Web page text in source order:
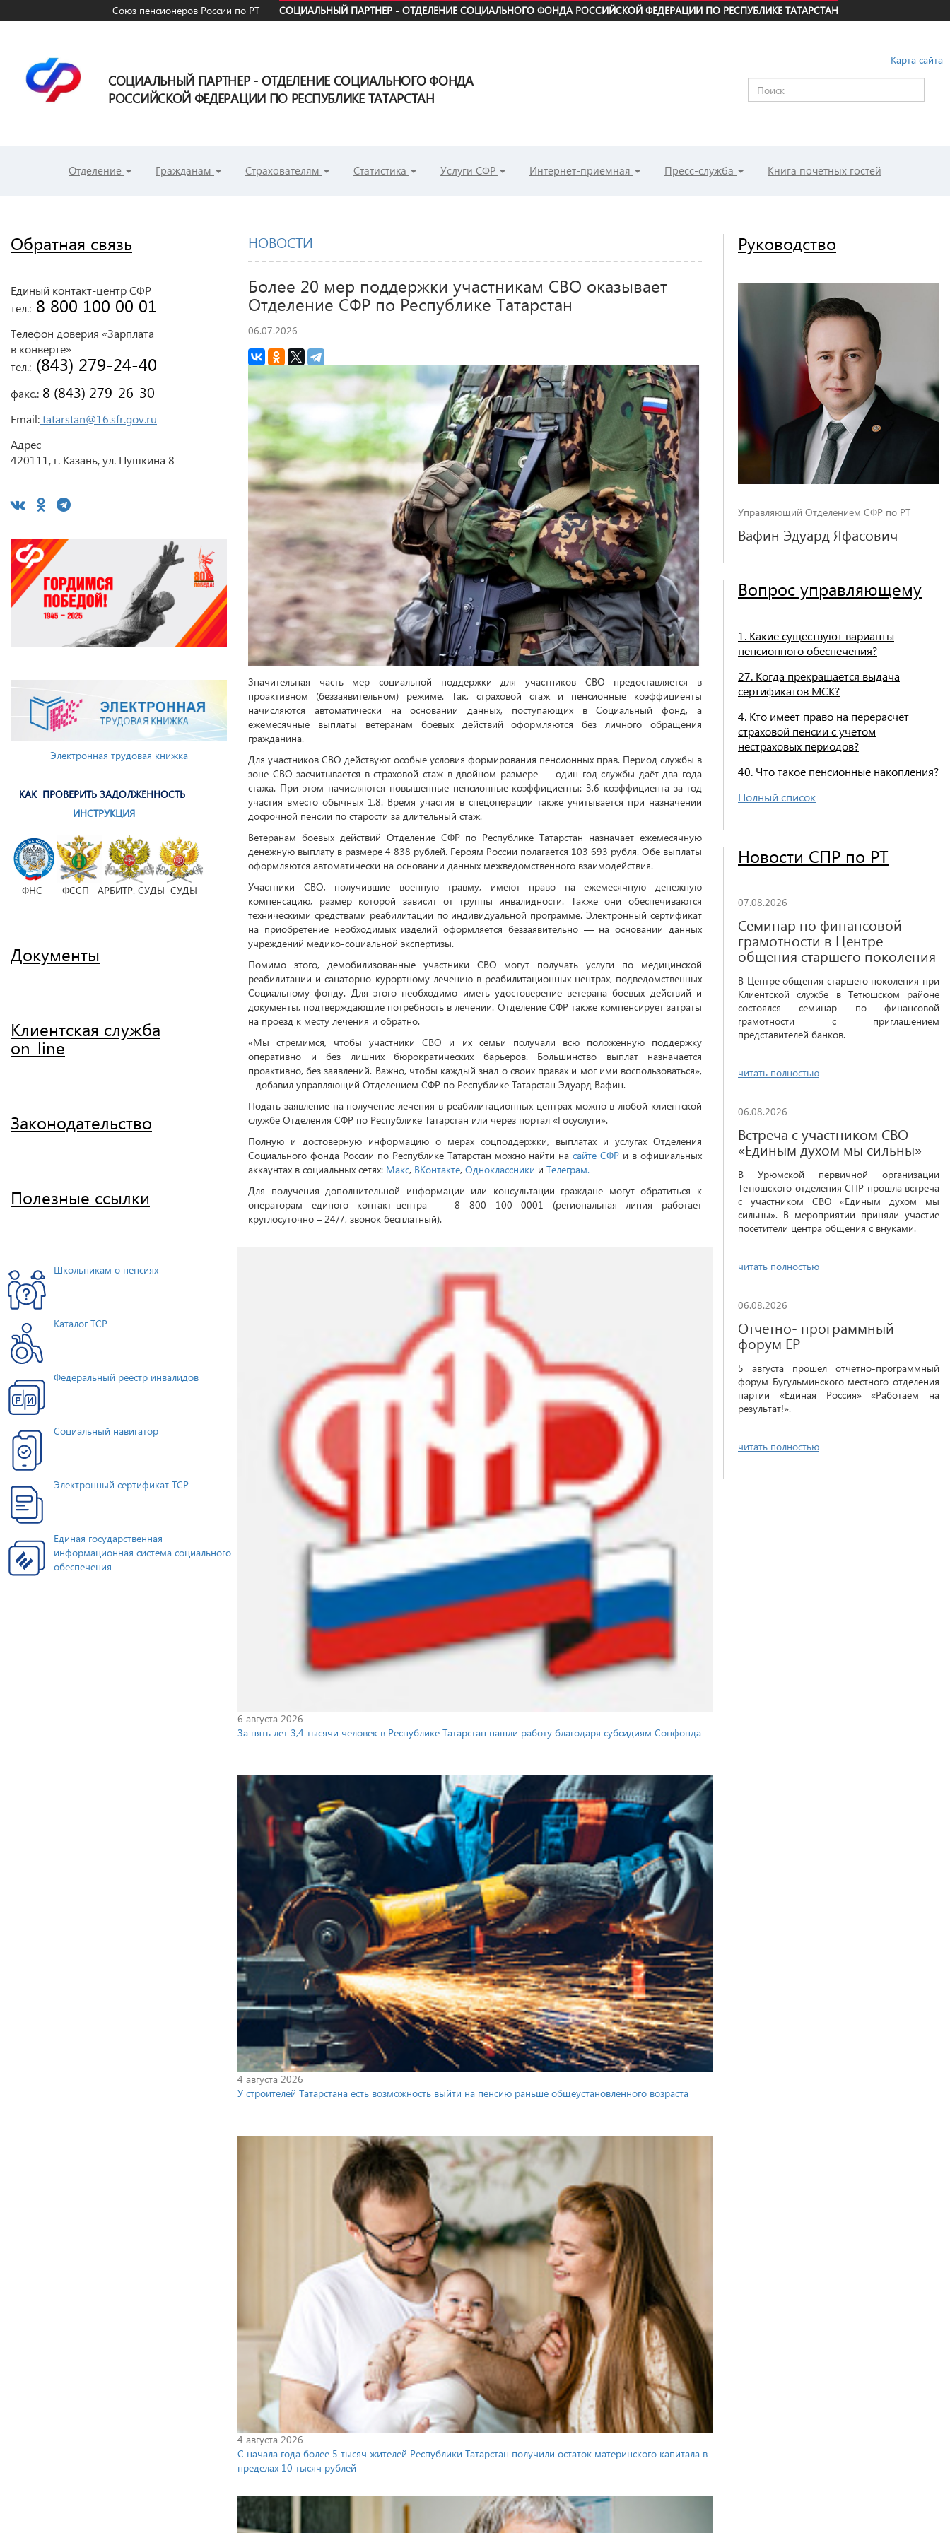
Союз пенсионеров России по РТ СОЦИАЛЬНЫЙ ПАРТНЕР - ОТДЕЛЕНИЕ СОЦИАЛЬНОГО ФОНДА РОССИЙСКОЙ ФЕДЕРАЦИИ ПО РЕСПУБЛИКЕ ТАТАРСТАН
СОЦИАЛЬНЫЙ ПАРТНЕР - ОТДЕЛЕНИЕ СОЦИАЛЬНОГО ФОНДА
РОССИЙСКОЙ ФЕДЕРАЦИИ ПО РЕСПУБЛИКЕ ТАТАРСТАН
Карта сайта
Отделение Гражданам Страхователям Статистика Услуги СФР Интернет-приемная Пресс-служба Книга почётных гостей
НОВОСТИ
Более 20 мер поддержки участникам СВО оказывает
Отделение СФР по Республике Татарстан
06.07.2026
Значительная часть мер социальной поддержки для участников СВО предоставляется в
проактивном (беззаявительном) режиме. Так, страховой стаж и пенсионные коэффициенты
начисляются автоматически на основании данных, поступающих в Социальный фонд, а
ежемесячные выплаты ветеранам боевых действий оформляются без личного обращения
гражданина.
Для участников СВО действуют особые условия формирования пенсионных прав. Период службы в
зоне СВО засчитывается в страховой стаж в двойном размере — один год службы даёт два года
стажа. При этом начисляются повышенные пенсионные коэффициенты: 3,6 коэффициента за год
участия вместо обычных 1,8. Время участия в спецоперации также учитывается при назначении
досрочной пенсии по старости за длительный стаж.
Ветеранам боевых действий Отделение СФР по Республике Татарстан назначает ежемесячную
денежную выплату в размере 4 838 рублей. Героям России полагается 103 693 рубля. Обе выплаты
оформляются автоматически на основании данных межведомственного взаимодействия.
Участники СВО, получившие военную травму, имеют право на ежемесячную денежную
компенсацию, размер которой зависит от группы инвалидности. Также они обеспечиваются
техническими средствами реабилитации по индивидуальной программе. Электронный сертификат
на приобретение необходимых изделий оформляется беззаявительно — на основании данных
учреждений медико-социальной экспертизы.
Помимо этого, демобилизованные участники СВО могут получать услуги по медицинской
реабилитации и санаторно-курортному лечению в реабилитационных центрах, подведомственных
Социальному фонду. Для этого необходимо иметь удостоверение ветерана боевых действий и
документы, подтверждающие потребность в лечении. Отделение СФР также компенсирует затраты
на проезд к месту лечения и обратно.
«Мы стремимся, чтобы участники СВО и их семьи получали всю положенную поддержку
оперативно и без лишних бюрократических барьеров. Большинство выплат назначается
проактивно, без заявлений. Важно, чтобы каждый знал о своих правах и мог ими воспользоваться»,
– добавил управляющий Отделением СФР по Республике Татарстан Эдуард Вафин.
Подать заявление на получение лечения в реабилитационных центрах можно в любой клиентской
службе Отделения СФР по Республике Татарстан или через портал «Госуслуги».
Полную и достоверную информацию о мерах соцподдержки, выплатах и услугах Отделения
Социального фонда России по Республике Татарстан можно найти насайте СФР и в официальных
аккаунтах в социальных сетях: Макс, ВКонтакте, Одноклассники и Телеграм.
Для получения дополнительной информации или консультации граждане могут обратиться к
операторам единого контакт-центра — 8 800 100 0001 (региональная линия работает
круглосуточно – 24/7, звонок бесплатный).
6 августа 2026
За пять лет 3,4 тысячи человек в Республике Татарстан нашли работу благодаря субсидиям Соцфонда
4 августа 2026
У строителей Татарстана есть возможность выйти на пенсию раньше общеустановленного возраста
4 августа 2026
С начала года более 5 тысяч жителей Республики Татарстан получили остаток материнского капитала в
пределах 10 тысяч рублей
Обратная связь
Единый контакт-центр СФР
тел.: 8 800 100 00 01
Телефон доверия «Зарплата
в конверте»
тел.: (843) 279-24-40
факс.: 8 (843) 279-26-30
Email:tatarstan@16.sfr.gov.ru
Адрес
420111, г. Казань, ул. Пушкина 8
Электронная трудовая книжка
КАК ПРОВЕРИТЬ ЗАДОЛЖЕННОСТЬ
ИНСТРУКЦИЯ
ФНС ФССП АРБИТР. СУДЫ СУДЫ
Документы
Клиентская служба
on-line
Законодательство
Полезные ссылки
Школьникам о пенсиях
Каталог ТСР
Федеральный реестр инвалидов
Социальный навигатор
Электронный сертификат ТСР
Единая государственная
информационная система социального
обеспечения
Руководство
Управляющий Отделением СФР по РТ
Вафин Эдуард Яфасович
Вопрос управляющему
1. Какие существуют варианты
пенсионного обеспечения?
27. Когда прекращается выдача
сертификатов МСК?
4. Кто имеет право на перерасчет
страховой пенсии с учетом
нестраховых периодов?
40. Что такое пенсионные накопления?
Полный список
Новости СПР по РТ
07.08.2026
Семинар по финансовой
грамотности в Центре
общения старшего поколения
В Центре общения старшего поколения при
Клиентской службе в Тетюшском районе
состоялся семинар по финансовой
грамотности с приглашением
представителей банков.
читать полностью
06.08.2026
Встреча с участником СВО
«Единым духом мы сильны»
В Урюмской первичной организации
Тетюшского отделения СПР прошла встреча
с участником СВО «Единым духом мы
сильны». В мероприятии приняли участие
посетители центра общения с внуками.
читать полностью
06.08.2026
Отчетно- программный
форум ЕР
5 августа прошел отчетно-программный
форум Бугульминского местного отделения
партии «Единая Россия» «Работаем на
результат!».
читать полностью